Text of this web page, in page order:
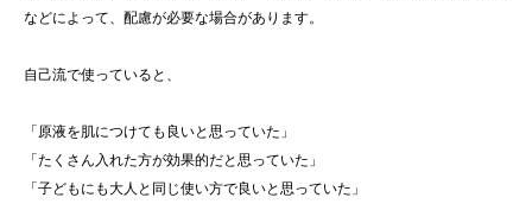
などによって、配慮が必要な場合があります。
自己流で使っていると、
「原液を肌につけても良いと思っていた」
「たくさん入れた方が効果的だと思っていた」
「子どもにも大人と同じ使い方で良いと思っていた」